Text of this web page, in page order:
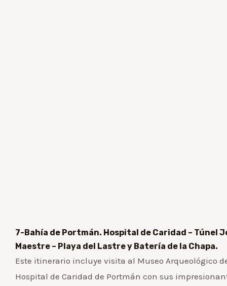
7-Bahía de Portmán. Hospital de Caridad – Túnel
Maestre – Playa del Lastre y Batería de la Chapa.
Este itinerario incluye visita al Museo Arqueológico
Hospital de Caridad de Portmán con sus